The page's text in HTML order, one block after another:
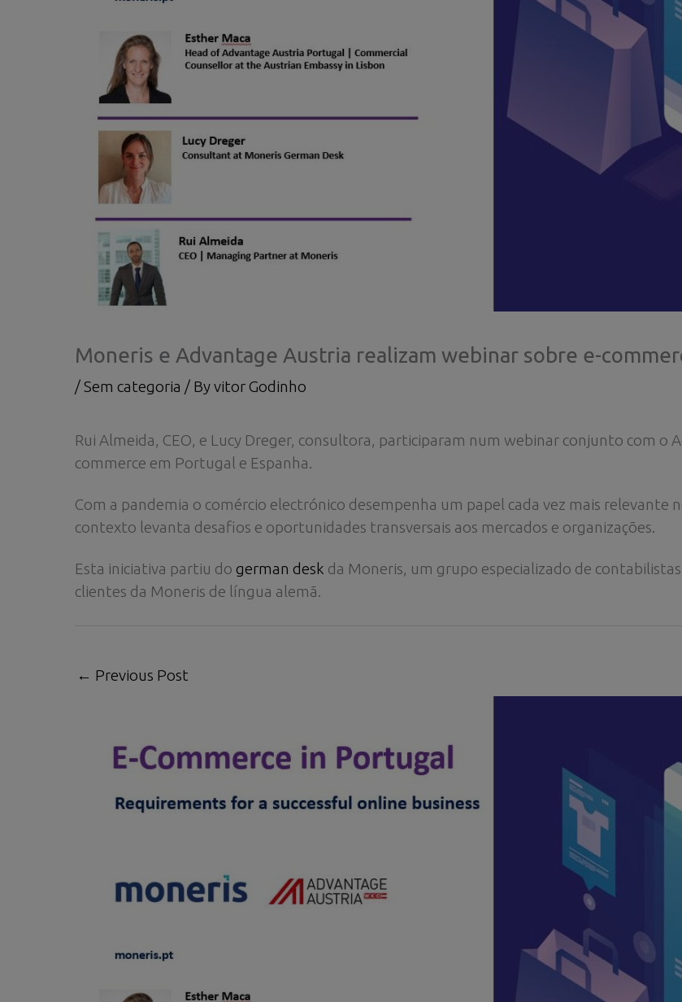
Moneris e Advantage Austria realizam webinar sobre e-
/Sem categoria / Byvitor Godinho
Rui Almeida, CEO, e Lucy Dreger, consultora, participaram num webinar conjunto com o
commerce em Portugal e Espanha.
Com a pandemia o comércio electrónico desempenha um papel cada vez mais relevante
contexto levanta desafios e oportunidades transversais aos mercados e organizações.
Esta iniciativa partiu do german desk da Moneris, um grupo especializado de
clientes da Moneris de língua alemã.
← Previous Post